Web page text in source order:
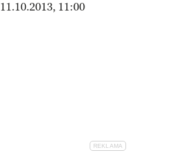
11:00
twitter
do przyjaciela